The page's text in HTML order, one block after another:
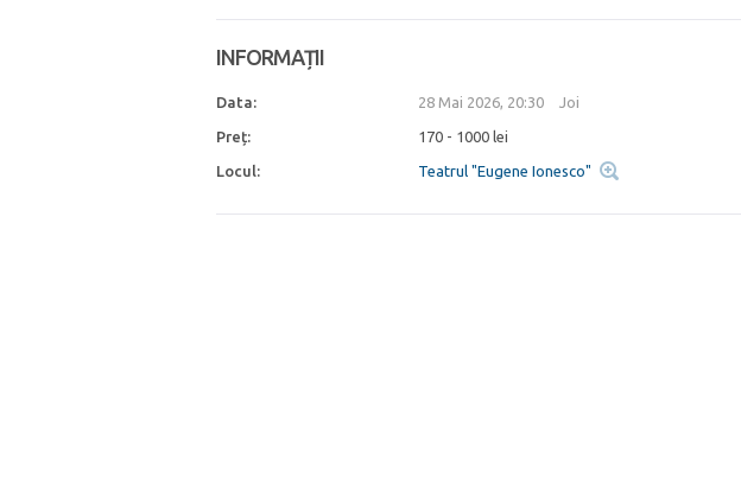
INFORMAȚII
Data: 28 Mai 2026, 20:30 Joi
Preț: 170 - 1000 lei
Locul: Teatrul "Eugene Ionesco"